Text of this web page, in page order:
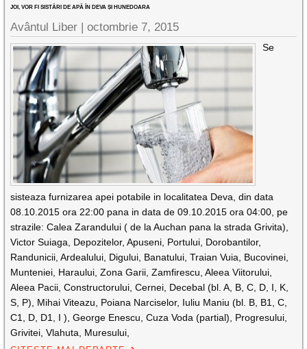
JOI, VOR FI SISTĂRI DE APĂ ÎN DEVA ȘI HUNEDOARA
Avântul Liber |octombrie 7, 2015
Se
sisteaza furnizarea apei potabile in localitatea Deva, din data
08.10.2015 ora 22:00 pana in data de 09.10.2015 ora 04:00, pe
strazile: Calea Zarandului ( de la Auchan pana la strada Grivita),
Victor Suiaga, Depozitelor, Apuseni, Portului, Dorobantilor,
Randunicii, Ardealului, Digului, Banatului, Traian Vuia, Bucovinei,
Munteniei, Haraului, Zona Garii, Zamfirescu, Aleea Viitorului,
Aleea Pacii, Constructorului, Cernei, Decebal (bl. A, B, C, D, I, K,
S, P), Mihai Viteazu, Poiana Narciselor, Iuliu Maniu (bl. B, B1, C,
C1, D, D1, I ), George Enescu, Cuza Voda (partial), Progresului,
Grivitei, Vlahuta, Muresului,